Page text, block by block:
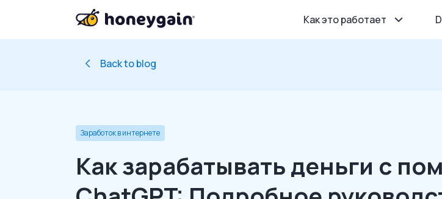
Как это работает
Back to blog
Заработок в интернете
Как зарабатывать деньги с